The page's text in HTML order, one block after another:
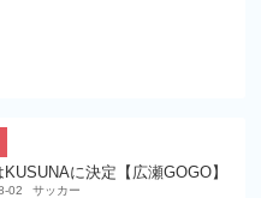
に決定【広瀬GOGO】
02 サッカー